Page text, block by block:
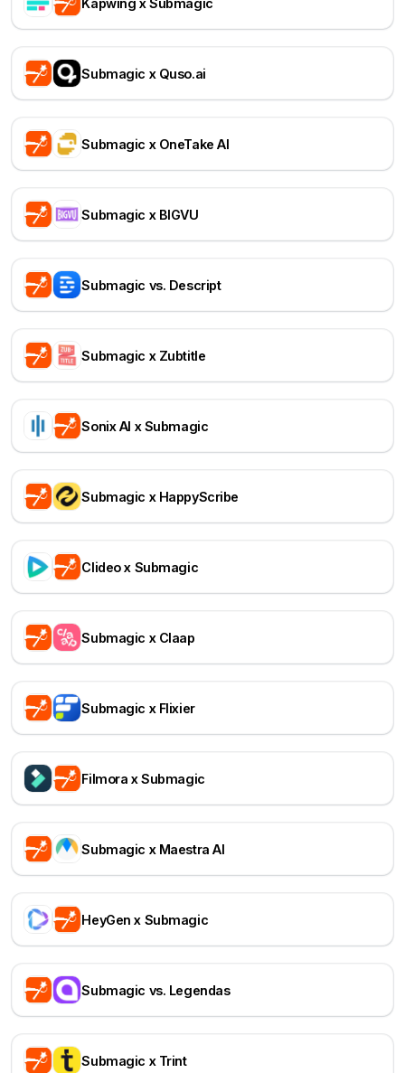
Submagic x Quso.ai
Submagic x OneTake AI
Submagic x BIGVU
Submagic vs. Descript
Submagic x Zubtitle
Sonix AI x Submagic
Submagic x HappyScribe
Clideo x Submagic
Submagic x Claap
Submagic x Flixier
Filmora x Submagic
Submagic x Maestra AI
HeyGen x Submagic
Submagic vs. Legendas
Submagic x Trint